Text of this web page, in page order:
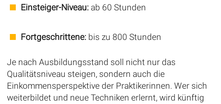
Einsteiger-Niveau:ab 60 Stunden
Fortgeschrittene: bis zu 800 Stunden
Je nach Ausbildungsstand soll nicht nur das
Qualitätsniveau steigen, sondern auch die
Einkommensperspektive der Praktikerinnen. Wer sich
weiterbildet und neue Techniken erlernt, wird künftig